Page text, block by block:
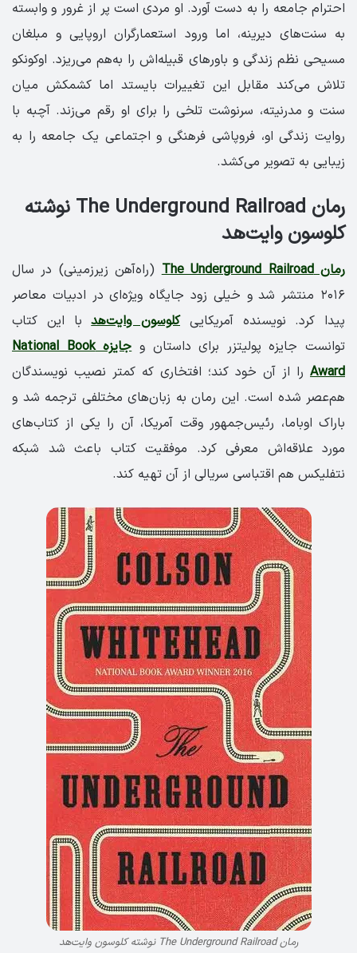
احترام جامعه را به دست آورد. او مردی است پر از غرور و وابسته
به سنت‌های دیرینه، اما ورود استعمارگران اروپایی و مبلغان
مسیحی نظم زندگی و باورهای قبیله‌اش را به‌هم می‌ریزد. اوکونکو
تلاش می‌کند مقابل این تغییرات بایستد اما کشمکش میان
سنت و مدرنیته، سرنوشت تلخی را برای او رقم می‌زند. آچبه با
روایت زندگی او، فروپاشی فرهنگی و اجتماعی یک جامعه را به
زیبایی به تصویر می‌کشد.
رمان The Underground Railroad نوشته
کلوسون وایت‌هد
رمان The Underground Railroad
(راه‌آهن زیرزمینی) در سال
۲۰۱۶ منتشر شد و خیلی زود جایگاه ویژه‌ای در ادبیات معاصر
پیدا کرد. نویسنده آمریکاییکلوسون وایت‌هدبا این کتاب
توانست جایزه پولیتزر برای داستان و
جایزه National Book
Award را از آن خود کند؛ افتخاری که کمتر نصیب نویسندگان
هم‌عصر شده است. این رمان به زبان‌های مختلفی ترجمه شد و
باراک اوباما، رئیس‌جمهور وقت آمریکا، آن را یکی از کتاب‌های
مورد علاقه‌اش معرفی کرد. موفقیت کتاب باعث شد شبکه
نتفلیکس هم اقتباسی سریالی از آن تهیه کند.
رمان The Underground Railroad نوشته کلوسون وایت‌هد